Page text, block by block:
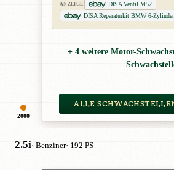
2000
ANZEIGE
DISA Ventil M52
DISA Reparaturkit BMW 6-Zylinder
+ 4 weitere Motor-
ALLE
2.5i· Benziner· 192 PS